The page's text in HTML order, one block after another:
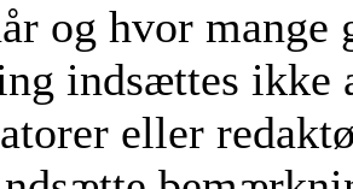
og hvor mange
indsættes ikke
eller